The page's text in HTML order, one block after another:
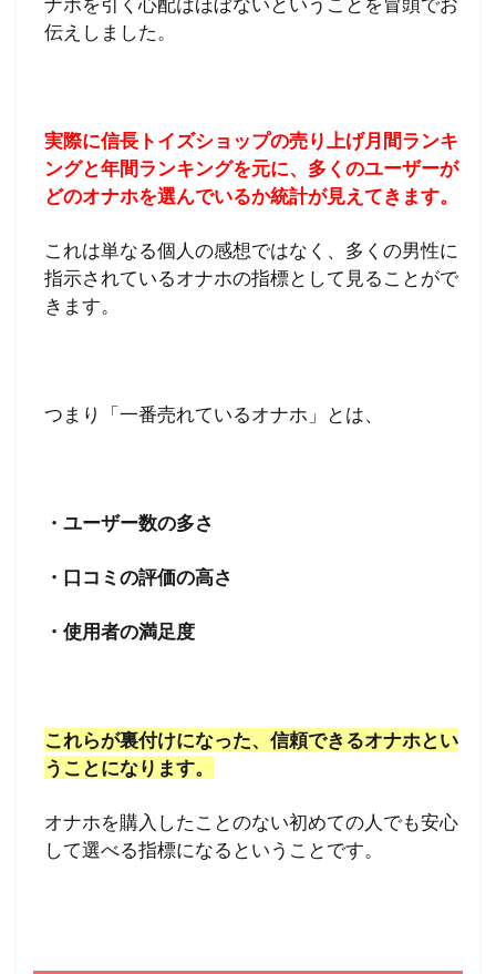
伝えしました。
実際に信長トイズショップの売り上げ月間ランキ
ングと年間ランキングを元に、多くのユーザーが
どのオナホを選んでいるか統計が見えてきます。
これは単なる個人の感想ではなく、多くの男性に
指示されているオナホの指標として見ることがで
きます。
つまり「一番売れているオナホ」とは、
・ユーザー数の多さ
・口コミの評価の高さ
・使用者の満足度
これらが裏付けになった、信頼できるオナホとい
うことになります。
オナホを購入したことのない初めての人でも安心
して選べる指標になるということです。